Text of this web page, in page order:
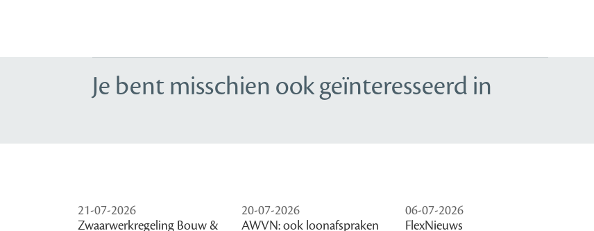
Je bent misschien ook geïnteresseerd in
21-07-2026
Zwaarwerkregeling Bouw &
20-07-2026
AWVN: ook loonafspraken
06-07-2026
FlexNieuws